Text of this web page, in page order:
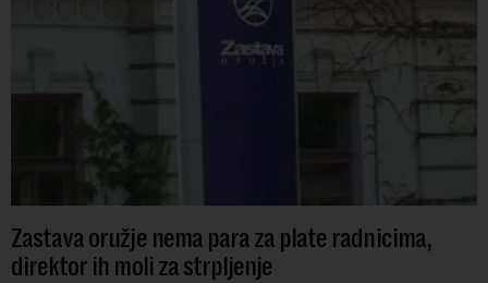
Zastava oružje nema para za plate radnicima,
direktor ih moli za strpljenje